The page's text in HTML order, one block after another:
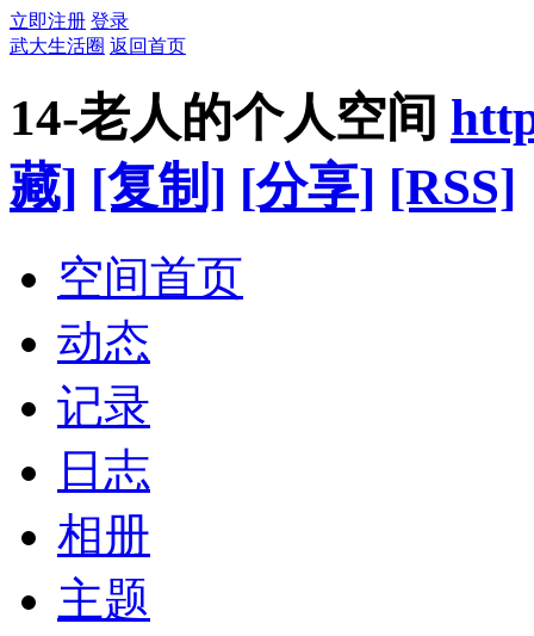
立即注册 登录
武大生活圈 返回首页
14-老人的个人空间
藏] [复制] [分享] [RSS]
空间首页
动态
记录
日志
相册
主题